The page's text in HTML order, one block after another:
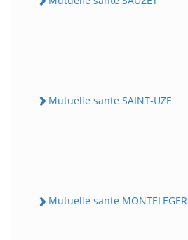
Mutuelle sante SAINT-UZE
Mutuelle sante MONTELEGER